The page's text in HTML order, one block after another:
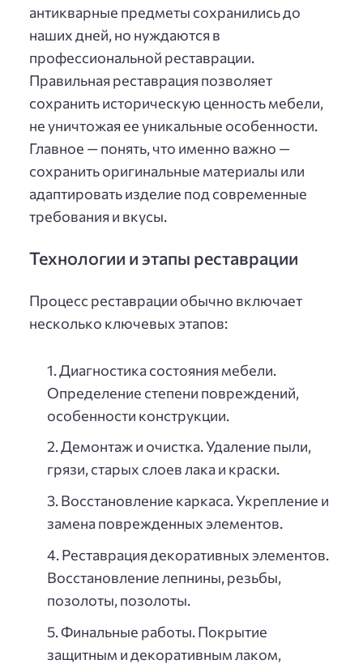
антикварные предметы сохранились до
наших дней, но нуждаются в
профессиональной реставрации.
Правильная реставрация позволяет
сохранить историческую ценность мебели,
не уничтожая ее уникальные особенности.
Главное — понять, что именно важно —
сохранить оригинальные материалы или
адаптировать изделие под современные
требования и вкусы.
Технологии и этапы реставрации
Процесс реставрации обычно включает
несколько ключевых этапов:
Диагностика состояния мебели.
Определение степени повреждений,
особенности конструкции.
Демонтаж и очистка. Удаление пыли,
грязи, старых слоев лака и краски.
Восстановление каркаса. Укрепление и
замена поврежденных элементов.
Реставрация декоративных элементов.
Восстановление лепнины, резьбы,
позолоты, позолоты.
Финальные работы. Покрытие
защитным и декоративным лаком,